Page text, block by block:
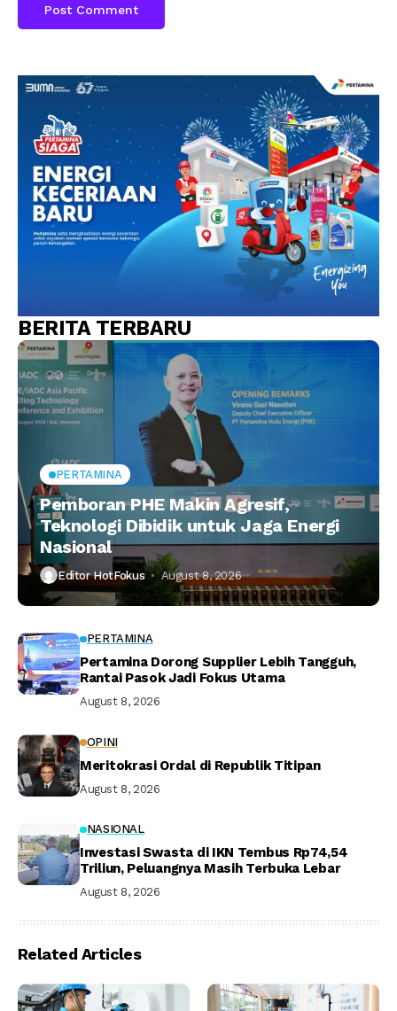
BERITA TERBARU
PERTAMINA
Pemboran PHE Makin Agresif,
Teknologi Dibidik untuk Jaga Energi
Nasional
Editor HotFokus August 8, 2026
PERTAMINA
Pertamina Dorong Supplier Lebih Tangguh,
Rantai Pasok Jadi Fokus Utama
August 8, 2026
OPINI
Meritokrasi Ordal di Republik Titipan
August 8, 2026
NASIONAL
Investasi Swasta di IKN Tembus Rp74,54
Triliun, Peluangnya Masih Terbuka Lebar
August 8, 2026
Related Articles